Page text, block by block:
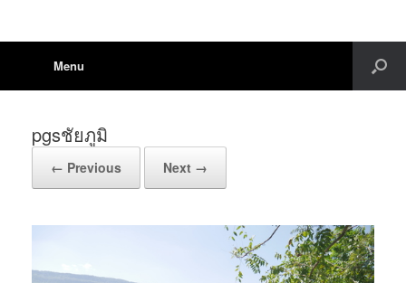
Menu
pgsชัยภูมิ
← Previous Next →